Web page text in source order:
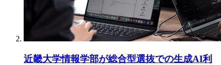
近畿大学情報学部が総合型選抜での生成AI利